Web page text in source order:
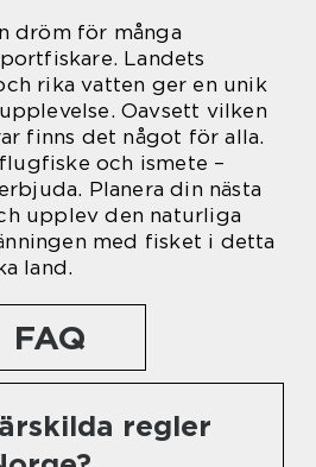
dröm för många
Landets
rika vatten ger en unik
Oavsett vilken
finns det något för alla.
och ismete –
Planera din nästa
upplev den naturliga
med fisket i detta
land.
FAQ
regler